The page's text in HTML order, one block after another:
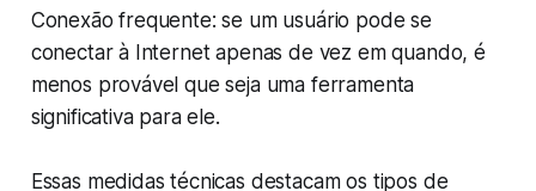
Conexão frequente: se um usuário pode se
conectar à Internet apenas de vez em quando, é
menos provável que seja uma ferramenta
significativa para ele.
Essas medidas técnicas destacam os tipos de